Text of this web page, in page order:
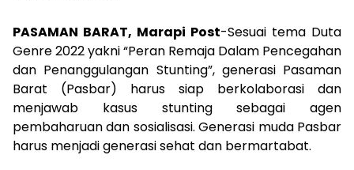
PASAMAN BARAT, Marapi Post-Sesuai tema Duta
Genre 2022 yakni “Peran Remaja Dalam Pencegahan
dan Penanggulangan Stunting”, generasi Pasaman
Barat (Pasbar) harus siap berkolaborasi dan
menjawab kasus stunting sebagai agen
pembaharuan dan sosialisasi. Generasi muda Pasbar
harus menjadi generasi sehat dan bermartabat.